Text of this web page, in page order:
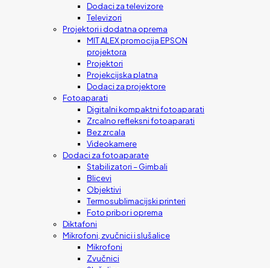
Dodaci za televizore
Televizori
Projektori i dodatna oprema
MIT ALEX promocija EPSON
projektora
Projektori
Projekcijska platna
Dodaci za projektore
Fotoaparati
Digitalni kompaktni fotoaparati
Zrcalno refleksni fotoaparati
Bez zrcala
Videokamere
Dodaci za fotoaparate
Stabilizatori – Gimbali
Blicevi
Objektivi
Termosublimacijski printeri
Foto pribor i oprema
Diktafoni
Mikrofoni, zvučnici i slušalice
Mikrofoni
Zvučnici